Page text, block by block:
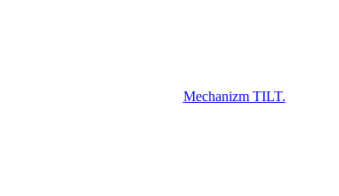
Mechanizm TILT.